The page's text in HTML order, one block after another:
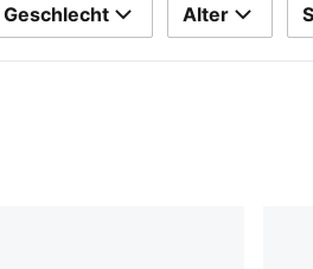
Geschlecht Alter